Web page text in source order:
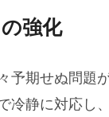
強化
予期せぬ問題
冷静に対応し